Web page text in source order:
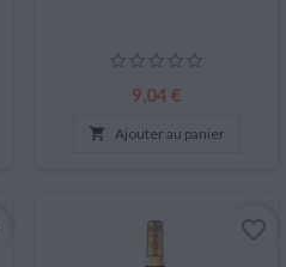
Prix
9,04 €
 Ajouter au panier
favorite_border